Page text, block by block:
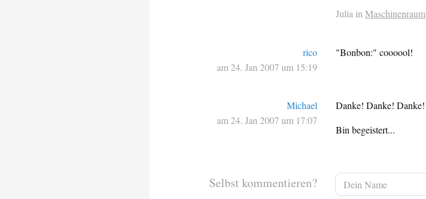
Julia inMaschinenraum
rico
am 24. Jan 2007 um 15:19
"Bonbon:" coooool!
Michael
am 24. Jan 2007 um 17:07
Danke! Danke! Danke!
Bin begeistert...
Selbst kommentieren?